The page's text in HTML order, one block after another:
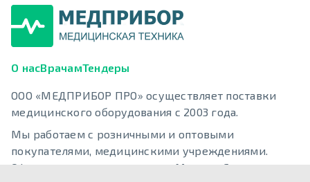
О насВрачамТендеры
ООО «МЕДПРИБОР ПРО» осуществляет поставки
медицинского оборудования с 2003 года.
Мы работаем с розничными и оптовыми
покупателями, медицинскими учреждениями.
Офисы компании находятся в Москве, Санкт-